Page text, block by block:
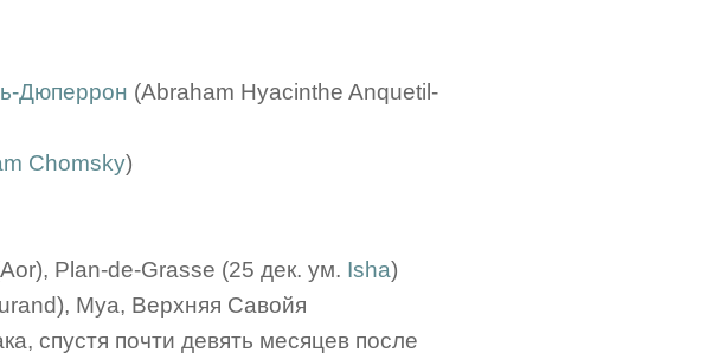
Дюперрон (Abraham Hyacinthe Anquetil-
Chomsky)
Plan-de-Grasse (25 дек. ум. Isha)
Муа, Верхняя Савойя
спустя почти девять месяцев после